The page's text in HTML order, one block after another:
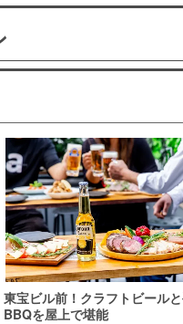
東宝ビル前！クラフトビール
BBQを屋上で堪能